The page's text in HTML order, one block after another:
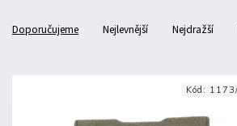
Doporučujeme Nejlevnější Nejdražší
Kód: